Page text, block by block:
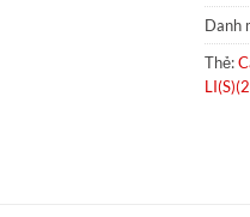
Danh
Thẻ: